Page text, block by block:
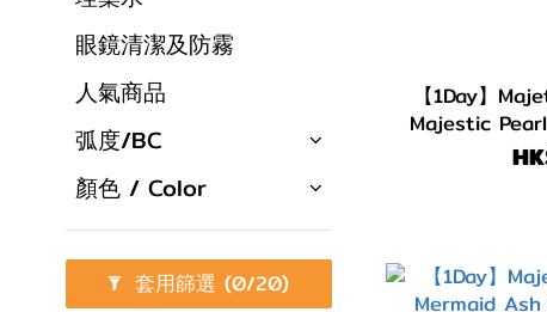
眼鏡清潔及防霧
人氣商品
弧度/BC
顏色 / Color
套用篩選(0/20)
【1Day】
Majestic